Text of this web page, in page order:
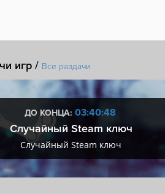
игр / Все раздачи
ДО КОНЦА: 03:40:47
Случайный Steam ключ
Случайный Steam ключ